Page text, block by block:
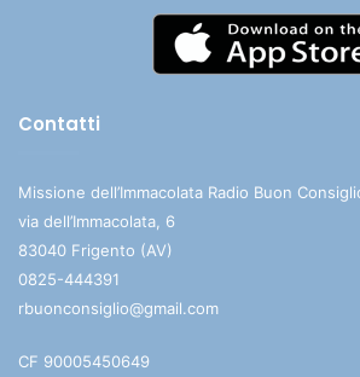
Contatti
Missione dell’Immacolata Radio Buon
via dell’Immacolata, 6
83040 Frigento (AV)
0825-444391
rbuonconsiglio@gmail.com
CF 90005450649